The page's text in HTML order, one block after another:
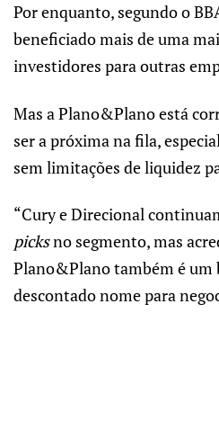
Por enquanto, segundo o
beneficiado mais de uma
investidores para outras
Mas a Plano&Plano está
ser a próxima na fila,
sem limitações de liquidez
“Cury e Direcional
picksno segmento, mas
Plano&Plano também é um
descontado nome para